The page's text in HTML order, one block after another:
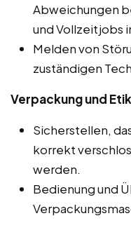
Abweichungen
und Vollzeitjobs
Melden von
zuständigen
Verpackung und
Sicherstellen,
korrekt
werden.
Bedienung und